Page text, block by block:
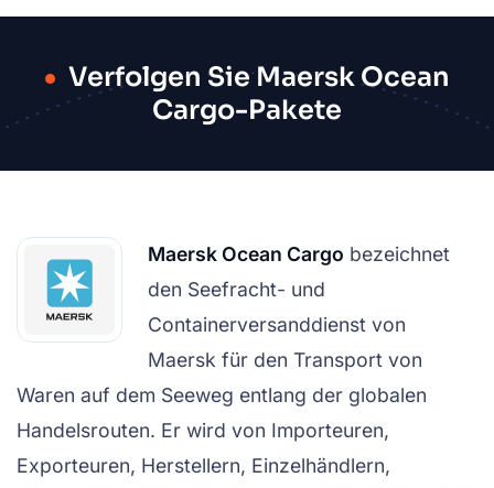
Verfolgen Sie Maersk Ocean
Cargo-Pakete
Maersk Ocean Cargo bezeichnet
den Seefracht- und
Containerversanddienst von
Maersk für den Transport von
Waren auf dem Seeweg entlang der globalen
Handelsrouten. Er wird von Importeuren,
Exporteuren, Herstellern, Einzelhändlern,